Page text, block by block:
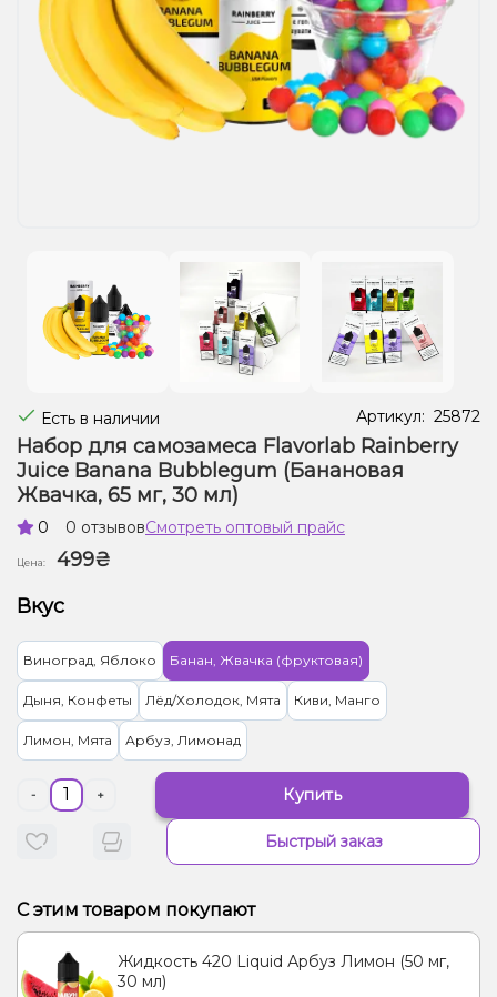
Жидкости для электронных сигарет
Подарочные наборы
Есть в наличии Артикул: 25872
Набор для самозамеса Flavorlab Rainberry
Juice Banana Bubblegum (Банановая
Жвачка, 65 мг, 30 мл)
0 0 отзывовСмотреть оптовый прайс
Цена:
499₴
Вкус
Виноград, Яблоко Банан, Жвачка (фруктовая)
Дыня, Конфеты Лёд/Холодок, Мята Киви, Манго
Лимон, Мята Арбуз, Лимонад
- + Купить
Быстрый заказ
С этим товаром покупают
Жидкость 420 Liquid Арбуз Лимон (50 мг,
30 мл)